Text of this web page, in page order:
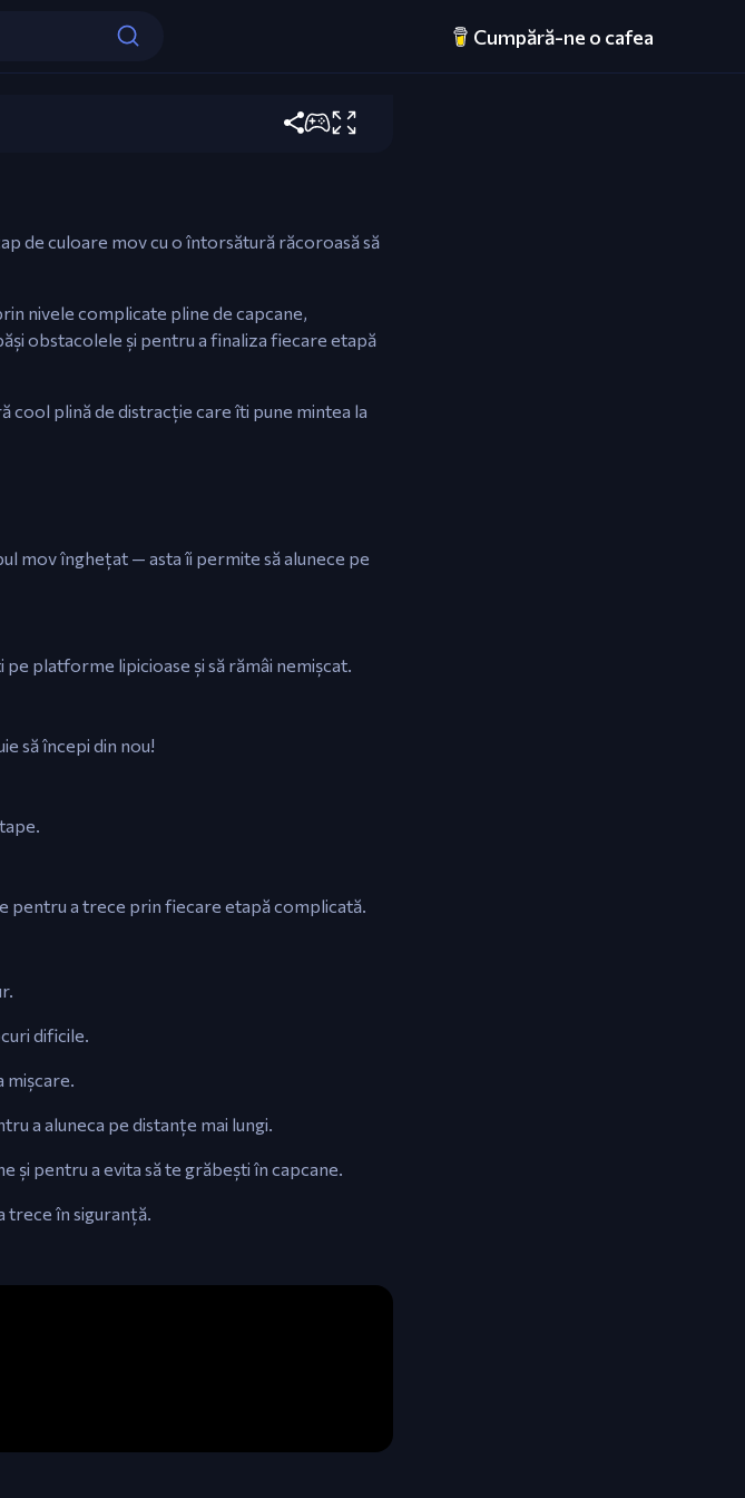
Cumpără-ne o cafea
& Ține) – Fă-te înghețat și alunecă.
de culoare mov cu o întorsătură răcoroasă să
nivele complicate pline de capcane,
obstacolele și pentru a finaliza fiecare etapă
cool plină de distracție care îti pune mintea la
mov înghețat — asta îi permite să alunece pe
pe platforme lipicioase și să rămâi nemișcat.
să începi din nou!
a trece prin fiecare etapă complicată.
dificile.
mișcare.
a aluneca pe distanțe mai lungi.
și pentru a evita să te grăbești în capcane.
trece în siguranță.